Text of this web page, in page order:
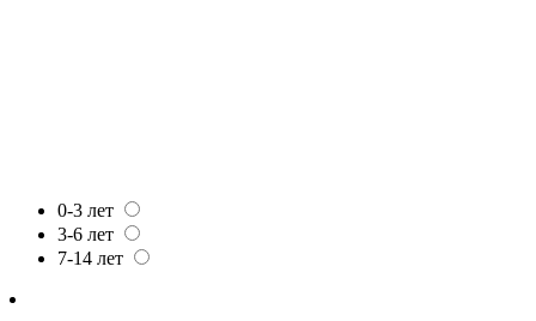
0-3 лет
3-6 лет
7-14 лет